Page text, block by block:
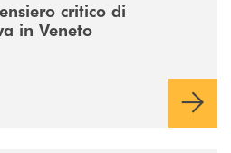
critico di
in Veneto